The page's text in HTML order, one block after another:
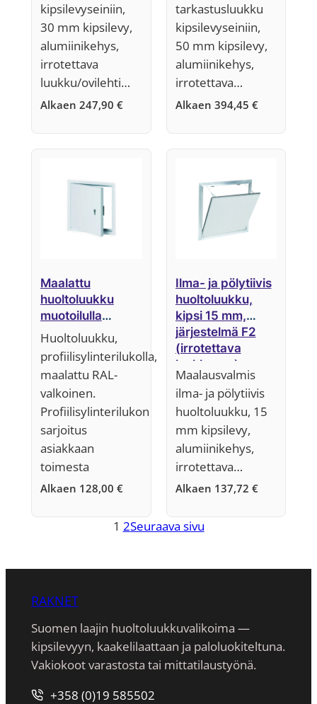
kipsilevyseiniin,
30 mm kipsilevy,
alumiinikehys,
irrotettava
luukku/ovilehti…
Alkaen 247,90 €
tarkastusluukku
kipsilevyseiniin,
50 mm kipsilevy,
alumiinikehys,
irrotettava…
Alkaen 394,45 €
Maalattu
huoltoluukku
muotoilulla
sylinterilukkopes
ällä, järjestelmä
B4
Huoltoluukku,
profiilisylinterilukolla,
maalattu RAL-
valkoinen.
Profiilisylinterilukon
sarjoitus
asiakkaan
toimesta
Alkaen 128,00 €
Ilma- ja pölytiivis
huoltoluukku,
kipsi 15 mm,
järjestelmä F2
(irrotettava
luukkuosa)
Maalausvalmis
ilma- ja pölytiivis
huoltoluukku, 15
mm kipsilevy,
alumiinikehys,
irrotettava…
Alkaen 137,72 €
1 2Seuraava sivu
RAKNET
Suomen laajin huoltoluukkuvalikoima —
kipsilevyyn, kaakeli­laattaan ja paloluokiteltuna.
Vakiokoot varastosta tai mittatilaustyönä.
+358 (0)19 585502